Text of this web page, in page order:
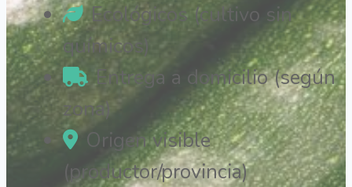
Ecológicos (cultivo sin
químicos)
Entrega a domicilio (según
zona)
Origen visible
(productor/provincia)